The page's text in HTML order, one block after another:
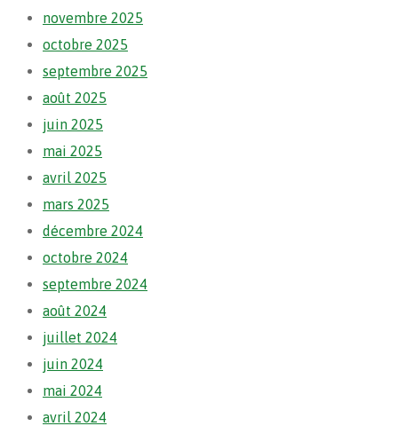
novembre 2025
octobre 2025
septembre 2025
août 2025
juin 2025
mai 2025
avril 2025
mars 2025
décembre 2024
octobre 2024
septembre 2024
août 2024
juillet 2024
juin 2024
mai 2024
avril 2024